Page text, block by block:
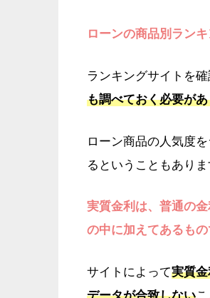
ローンの商品別ラン
ランキングサイトを
も調べておく必要が
ローン商品の人気度
るということもありま
実質金利は、普通の
の中に加えてあるもの
サイトによって実質